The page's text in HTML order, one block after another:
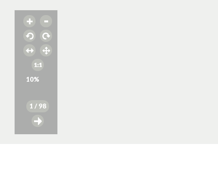
10%
1 / 98